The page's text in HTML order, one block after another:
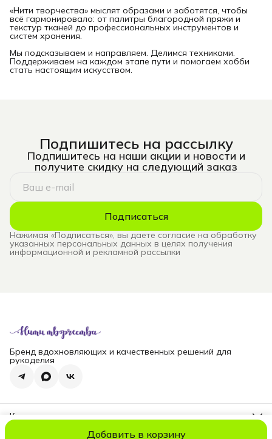
Добавить в корзину
«Нити творчества» мыслят образами и заботятся, чтобы
всё гармонировало: от палитры благородной пряжи и
текстур тканей до профессиональных инструментов и
систем хранения.
Мы подсказываем и направляем. Делимся техниками.
Поддерживаем на каждом этапе пути и помогаем хобби
стать настоящим искусством.
Подпишитесь на рассылку
Подпишитесь на наши акции и новости и
получите скидку на следующий заказ
Подписаться
Нажимая «Подписаться», вы даете согласие на обработку
указанных персональных данных в целях получения
информационной и рекламной рассылки
Бренд вдохновляющих и качественных решений для
рукоделия
Контакты